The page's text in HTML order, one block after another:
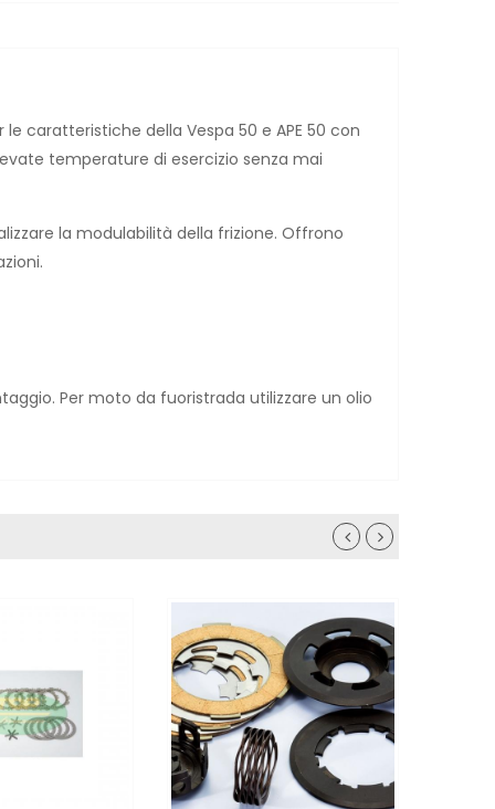
caratteristiche della Vespa 50 e APE 50 con
temperature di esercizio senza mai
la modulabilità della frizione. Offrono
Per moto da fuoristrada utilizzare un olio